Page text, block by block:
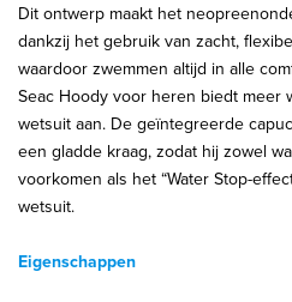
Dit ontwerp maakt het
dankzij het gebruik van zacht,
waardoor zwemmen altijd in alle
Seac Hoody voor heren biedt meer
wetsuit aan. De geïntegreerde
een gladde kraag, zodat hij zowel
voorkomen als het “Water Stop-
wetsuit.
Eigenschappen